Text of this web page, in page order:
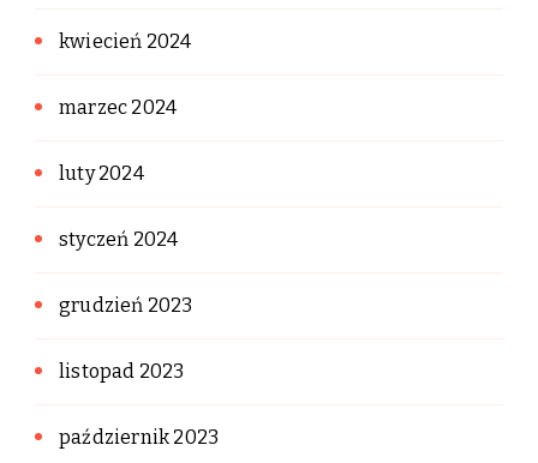
kwiecień 2024
marzec 2024
luty 2024
styczeń 2024
grudzień 2023
listopad 2023
październik 2023